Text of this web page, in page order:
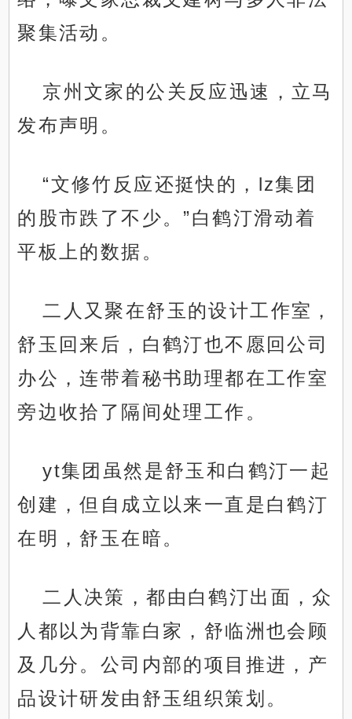
聚集活动。
京州文家的公关反应迅速，立马
发布声明。
“文修竹反应还挺快的，lz集团
的股市跌了不少。”白鹤汀滑动着
平板上的数据。
二人又聚在舒玉的设计工作室，
舒玉回来后，白鹤汀也不愿回公司
办公，连带着秘书助理都在工作室
旁边收拾了隔间处理工作。
yt集团虽然是舒玉和白鹤汀一起
创建，但自成立以来一直是白鹤汀
在明，舒玉在暗。
二人决策，都由白鹤汀出面，众
人都以为背靠白家，舒临洲也会顾
及几分。公司内部的项目推进，产
品设计研发由舒玉组织策划。